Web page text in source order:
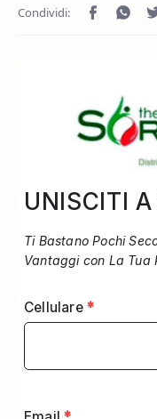
UNISCITI A
Ti Bastano Pochi
Vantaggi con La Tua
Cellulare *